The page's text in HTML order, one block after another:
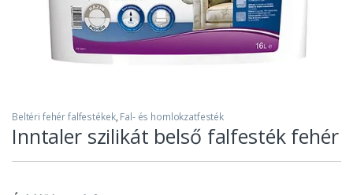
Beltéri fehér falfestékek, Fal- és homlokzatfesték
Inntaler szilikát belső falfesték fehér